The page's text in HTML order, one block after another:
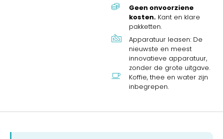
Geen onvoorziene
kosten. Kant en klare
pakketten.
Apparatuur leasen: De
nieuwste en meest
innovatieve apparatuur,
zonder de grote uitgave.
Koffie, thee en water zijn
inbegrepen.